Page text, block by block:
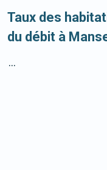
Taux des
du débit à
...